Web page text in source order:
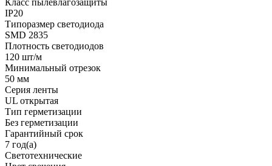
IP20
Типоразмер светодиода
SMD 2835
Плотность светодиодов
120 шт/м
Минимальный отрезок
50 мм
Серия ленты
UL открытая
Тип герметизации
Без герметизации
Гарантийный срок
7 год(а)
Светотехнические